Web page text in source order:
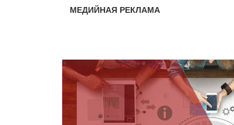
МЕДИЙНАЯ РЕКЛАМА